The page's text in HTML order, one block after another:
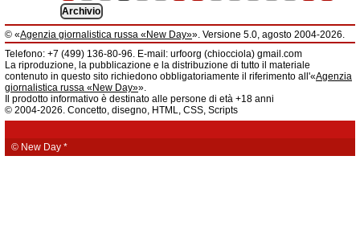
Archivio
© «Agenzia giornalistica russa «New Day»». Versione 5.0, agosto 2004-2026.
Informazioni
Agenzia giornalistica russa «New Day» registrata dal Servizio federale di
telecomunicazioni, tecnologie informatiche e mass media della Federazione
Russa. Certificato di registrazione dei mass media: EL № FS 77 - 61044 del 5
marzo 2015.
Fondatore: «New Day» S.r.l., indirizzo di redazione: 620014, città di
Ekaterinburgo, via Radišev, pal.6, scala «А», uff. 1104.
fornisce informazioni.
Telefono: +7 (499) 136-80-96. E-mail: urfoorg (chiocciola) gmail.com
La riproduzione, la pubblicazione e la distribuzione di tutto il materiale
contenuto in questo sito richiedono obbligatoriamente il riferimento all'«Agenzia
giornalistica russa «New Day»».
Il prodotto informativo è destinato alle persone di età +18 anni
© 2004-2026. Concetto, disegno, HTML, CSS, Scripts
© New Day *